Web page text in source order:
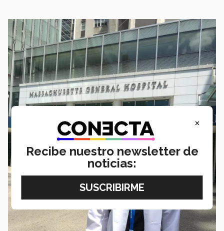
×
Recibe nuestro newsletter de
noticias: